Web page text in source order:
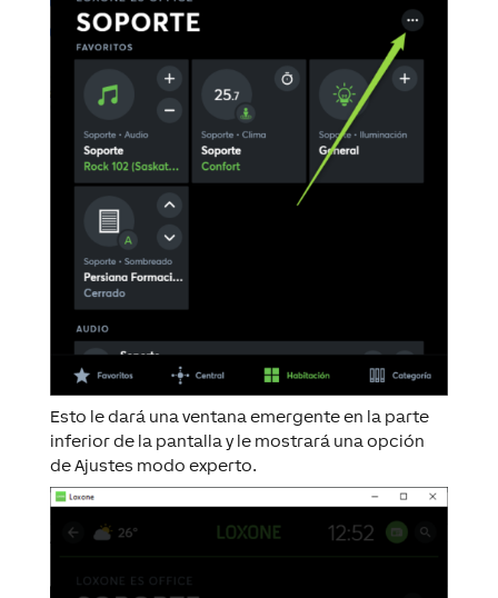
Esto le dará una ventana emergente en la parte
inferior de la pantalla y le mostrará una opción
de Ajustes modo experto.